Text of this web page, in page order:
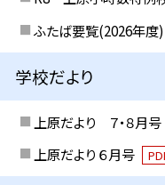
ふたば要覧(2026年度)
学校だより
上原だより ７・８月号
上原だより ６月号